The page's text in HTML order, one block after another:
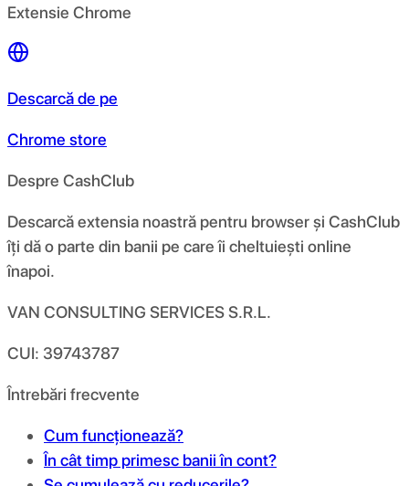
Extensie Chrome
Descarcă de pe
Chrome store
Despre CashClub
Descarcă extensia noastră pentru browser și CashClub
îți dă o parte din banii pe care îi cheltuiești online
înapoi.
VAN CONSULTING SERVICES S.R.L.
CUI: 39743787
Întrebări frecvente
Cum funcționează?
În cât timp primesc banii în cont?